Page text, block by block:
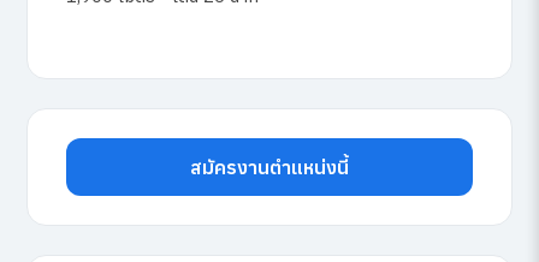
สมัครงานตำแหน่งนี้